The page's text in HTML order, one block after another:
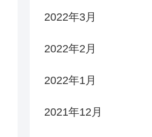
2022年3月
2022年2月
2022年1月
2021年12月